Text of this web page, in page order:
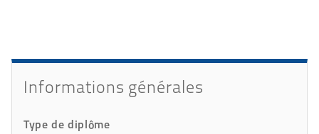
Détails
Informations générales
Type de diplôme